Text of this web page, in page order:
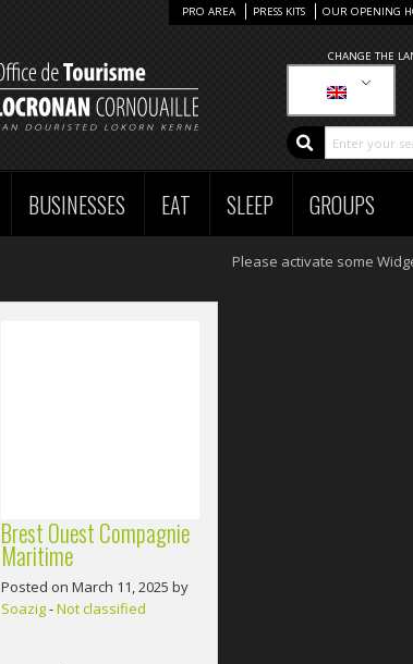
CHANGE THE
PRO AREA PRESS KITS OUR OPENING
BUSINESSES EAT SLEEP GROUPS
Brest Ouest Compagnie
Maritime
Posted on March 11, 2025 by
Soazig-Not classified
Please activate some